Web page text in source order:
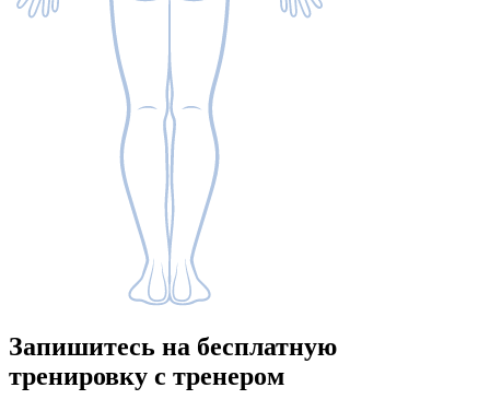
Запишитесь на бесплатную
тренировку с тренером